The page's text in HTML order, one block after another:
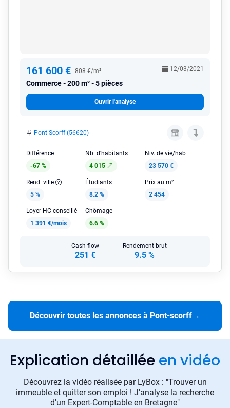
161 600 € 808 €/m²
Commerce 200 m² - 5 pièces
12/03/2021
Ouvrir l'analyse
Pont-Scorff (56620)
Différence
-67 %
Nb. d'habitants
4 015
Niv. de vie/hab
23 570 €
Rend. ville
5 %
Étudiants
8.2 %
Prix au m²
2 454
Loyer HC conseillé
1 391 €/mois
Chômage
6.6 %
Cash flow
251 €
Rendement brut
9.5 %
Découvrir toutes les annonces à Pont-scorff→
Explication détaillée en vidéo
Découvrez la vidéo réalisée par LyBox : "Trouver un
immeuble et quitter son emploi ! J'analyse la recherche
d'un Expert-Comptable en Bretagne"